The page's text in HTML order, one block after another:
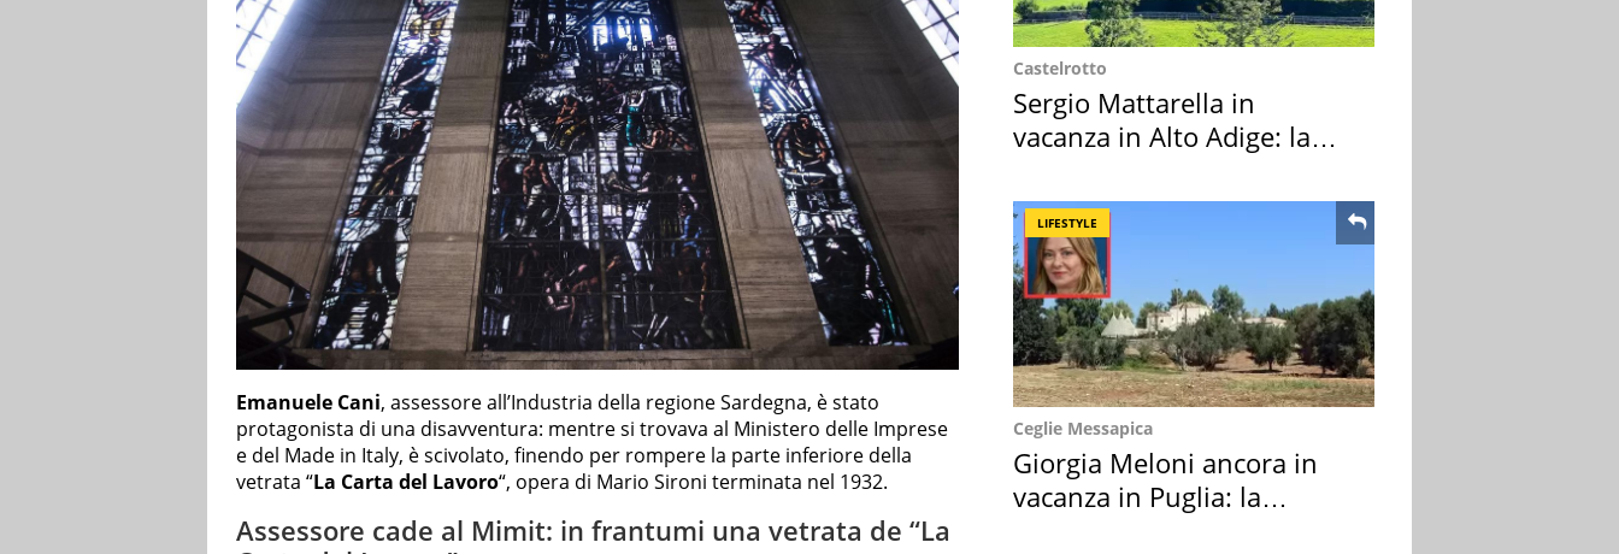
Emanuele Cani, assessore all’Industria della regione Sardegna, è stato
protagonista di una disavventura: mentre si trovava al Ministero delle Imprese
e del Made in Italy, è scivolato, finendo per rompere la parte inferiore della
vetrata “La Carta del Lavoro“, opera di Mario Sironi terminata nel 1932.
Assessore cade al Mimit: in frantumi una vetrata de “La
Castelrotto
Sergio Mattarella in
vacanza in Alto Adige: la
LIFESTYLE
Ceglie Messapica
Giorgia Meloni ancora in
vacanza in Puglia: la